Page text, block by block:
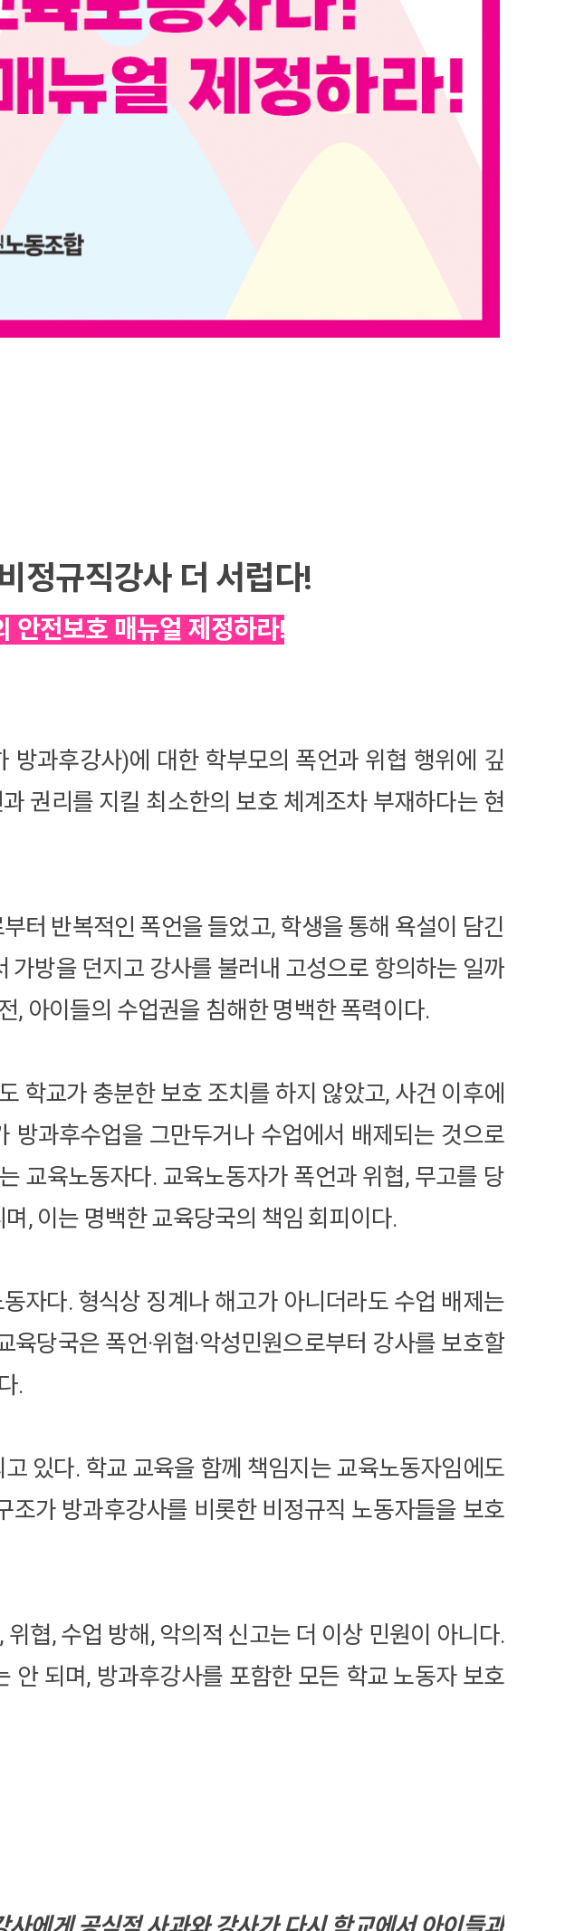
정규직강사 더 서럽다!
안전보호 매뉴얼 제정하라!
방과후강사)에 대한 학부모의 폭언과 위협 행위에 깊
권리를 지킬 최소한의 보호 체계조차 부재하다는 현
터 반복적인 폭언을 들었고, 학생을 통해 욕설이 담긴
방을 던지고 강사를 불러내 고성으로 항의하는 일까
, 아이들의 수업권을 침해한 명백한 폭력이다.
학교가 충분한 보호 조치를 하지 않았고, 사건 이후에
방과후수업을 그만두거나 수업에서 배제되는 것으로
교육노동자다. 교육노동자가 폭언과 위협, 무고를 당
, 이는 명백한 교육당국의 책임 회피이다.
자다. 형식상 징계나 해고가 아니더라도 수업 배제는
당국은 폭언·위협·악성민원으로부터 강사를 보호할
.
있다. 학교 교육을 함께 책임지는 교육노동자임에도
가 방과후강사를 비롯한 비정규직 노동자들을 보호
협, 수업 방해, 악의적 신고는 더 이상 민원이 아니다.
안 되며, 방과후강사를 포함한 모든 학교 노동자 보호